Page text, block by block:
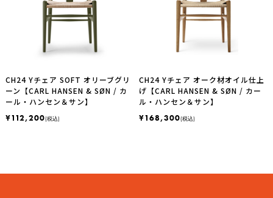
CH24 Yチェア SOFT オリーブグリ
ーン【CARL HANSEN & SØN / カ
ール・ハンセン＆サン】
¥112,200(税込)
CH24 Yチェア オーク材オイル仕上
げ【CARL HANSEN & SØN / カー
ル・ハンセン＆サン】
¥168,300(税込)